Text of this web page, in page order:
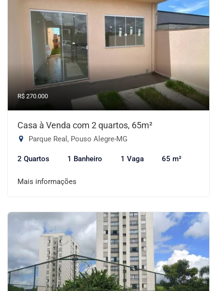
R$ 270.000
Casa à Venda com 2 quartos, 65m²
Parque Real, Pouso Alegre-MG
2 Quartos 1 Banheiro 1 Vaga 65 m²
Mais informações